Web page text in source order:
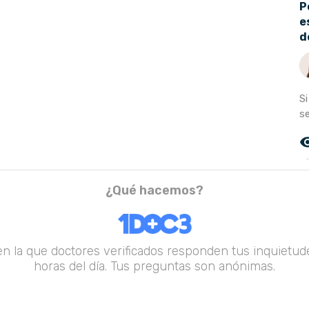
¿Qué hacemos?
la que doctores verificados responden tus
horas del día. Tus preguntas son anónimas.